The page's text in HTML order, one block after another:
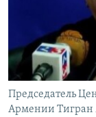
Հայերեն
English
Русский
Председатель
Армении Тигран